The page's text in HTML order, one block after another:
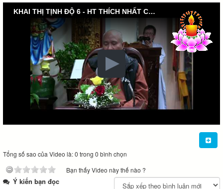
KHAI THỊ TỊNH ĐỘ 6 - HT THÍCH NHẤT CHÂN
Tổng số sao của Video là: 0 trong 0 bình chọn
Bạn thấy Video này thế nào ?
Ý kiến bạn đọc